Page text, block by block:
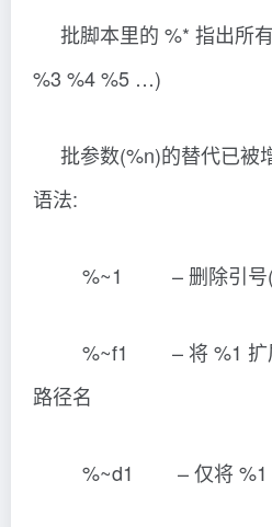
批脚本里的 %* 指出所
%3 %4 %5 …)
批参数(%n)的替代已被
语法:
%~1 – 删除引号(“)
%~f1 – 将 %1 扩展
路径名
%~d1 – 仅将 %1 扩